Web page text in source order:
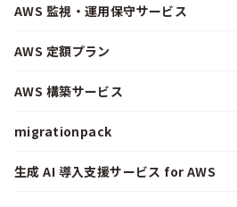
AWS 監視・運用保守サービス
AWS 定額プラン
AWS 構築サービス
migrationpack
生成 AI 導入支援サービス for AWS